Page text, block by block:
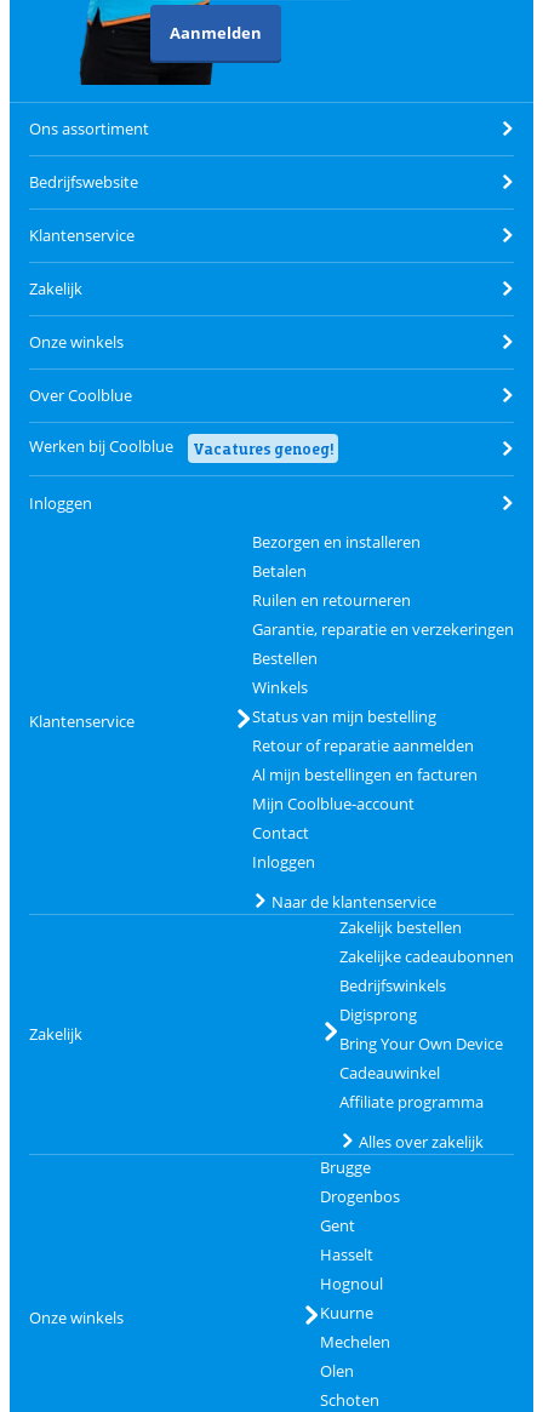
Aanmelden
Ons assortiment
Bedrijfswebsite
Klantenservice
Zakelijk
Onze winkels
Over Coolblue
Werken bij Coolblue Vacatures genoeg!
Inloggen
Klantenservice
Bezorgen en installeren
Betalen
Ruilen en retourneren
Garantie, reparatie en verzekeringen
Bestellen
Winkels
Status van mijn bestelling
Retour of reparatie aanmelden
Al mijn bestellingen en facturen
Mijn Coolblue-account
Contact
Inloggen
Naar de klantenservice
Zakelijk
Zakelijk bestellen
Zakelijke cadeaubonnen
Bedrijfswinkels
Digisprong
Bring Your Own Device
Cadeauwinkel
Affiliate programma
Alles over zakelijk
Onze winkels
Brugge
Drogenbos
Gent
Hasselt
Hognoul
Kuurne
Mechelen
Olen
Schoten